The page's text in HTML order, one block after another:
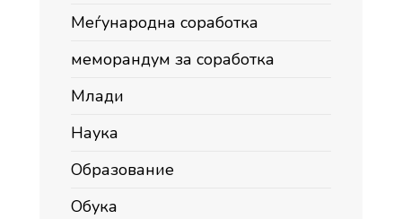
Меѓународна соработка
меморандум за соработка
Млади
Наука
Образование
Обука